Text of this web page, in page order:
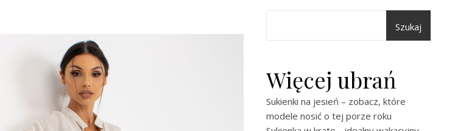
Szukaj
Więcej ubrań
Sukienki na jesień – zobacz, które
modele nosić o tej porze roku